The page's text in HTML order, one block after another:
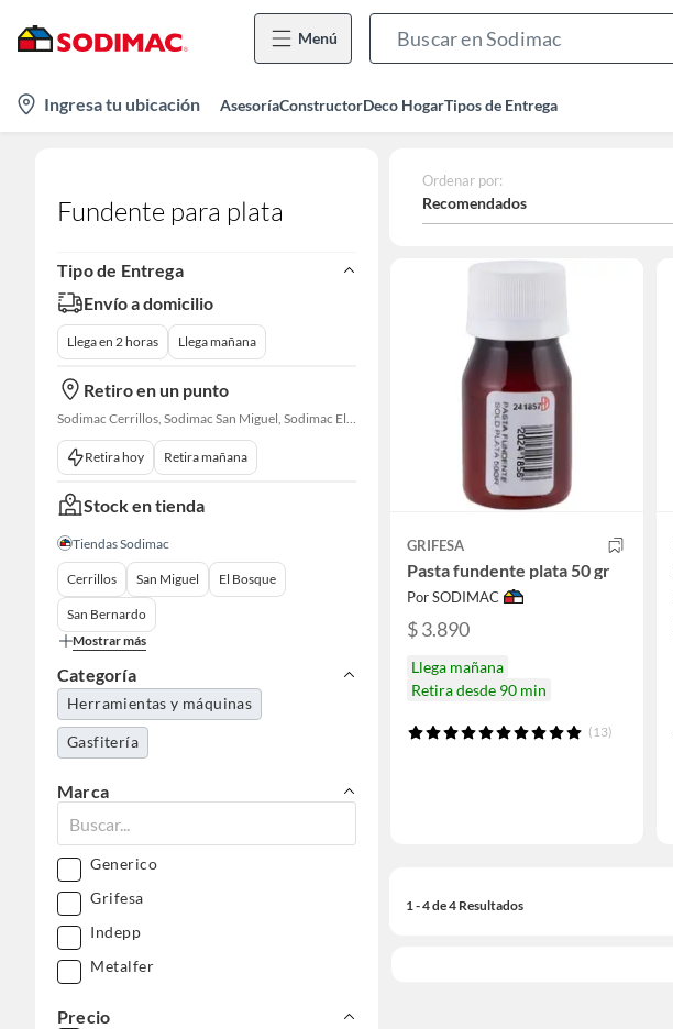
Menú
location-
icon
Ingresa tu ubicación AsesoríaConstructorDeco HogarTipos de Entrega
Fundente para plata
Tipo de Entrega
Envío a domicilio
Llega en 2 horas Llega mañana
Retiro en un punto
Sodimac Cerrillos, Sodimac San Miguel, Sodimac El Bosque, Sodimac San Bernardo, Constructor Cantagallo, Sodimac Talagante, Sodimac San Fernando
Retira hoy Retira mañana
Stock en tienda
Tiendas Sodimac
Cerrillos San Miguel El Bosque
San Bernardo
Mostrar más
Categoría
Herramientas y máquinas
Gasfitería
Marca
Generico
Grifesa
Indepp
Metalfer
Precio
Ordenar por:
Recomendados
GRIFESA
Pasta fundente plata 50 gr
Por SODIMAC
$ 3.890
Llega mañana
Retira desde 90 min
(13)
1 - 4 de 4 Resultados